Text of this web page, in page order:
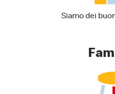
Siamo dei